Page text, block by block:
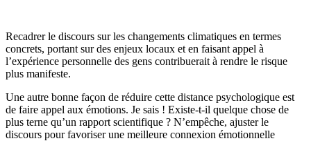
Recadrer le discours sur les changements climatiques en termes
concrets, portant sur des enjeux locaux et en faisant appel à
l’expérience personnelle des gens contribuerait à rendre le risque
plus manifeste.
Une autre bonne façon de réduire cette distance psychologique est
de faire appel aux émotions. Je sais ! Existe-t-il quelque chose de
plus terne qu’un rapport scientifique ? N’empêche, ajuster le
discours pour favoriser une meilleure connexion émotionnelle